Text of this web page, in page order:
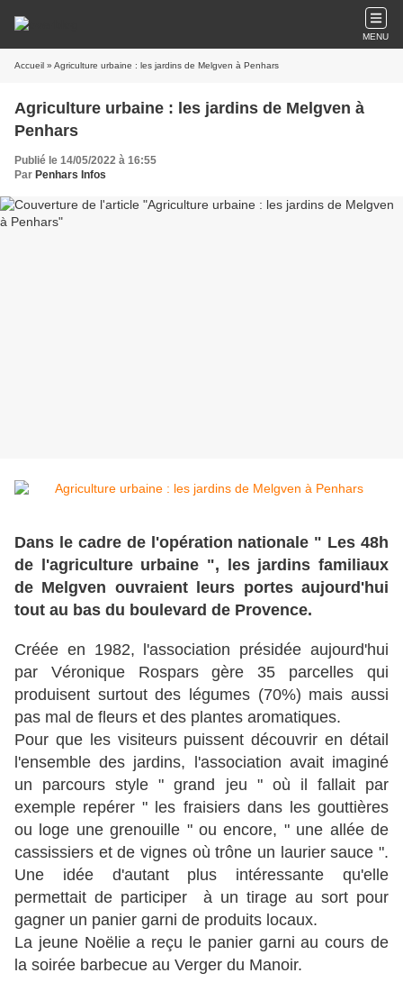
MENU
Accueil » Agriculture urbaine : les jardins de Melgven à Penhars
Agriculture urbaine : les jardins de Melgven à
Penhars
Publié le 14/05/2022 à 16:55
Par Penhars Infos
Dans le cadre de l'opération nationale " Les 48h
de l'agriculture urbaine ", les jardins familiaux
de Melgven ouvraient leurs portes aujourd'hui
tout au bas du boulevard de Provence.
Créée en 1982, l'association présidée aujourd'hui
par Véronique Rospars gère 35 parcelles qui
produisent surtout des légumes (70%) mais aussi
pas mal de fleurs et des plantes aromatiques.
Pour que les visiteurs puissent découvrir en détail
l'ensemble des jardins, l'association avait imaginé
un parcours style " grand jeu " où il fallait par
exemple repérer " les fraisiers dans les gouttières
ou loge une grenouille " ou encore, " une allée de
cassissiers et de vignes où trône un laurier sauce ".
Une idée d'autant plus intéressante qu'elle
permettait de participer à un tirage au sort pour
gagner un panier garni de produits locaux.
La jeune Noëlie a reçu le panier garni au cours de
la soirée barbecue au Verger du Manoir.